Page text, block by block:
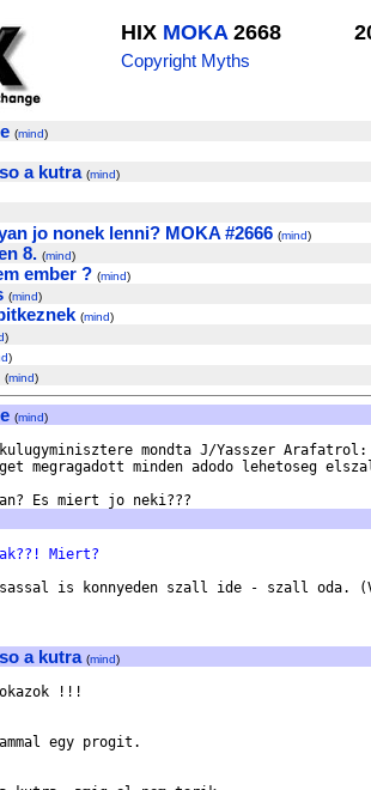
HIX MOKA2668
Copyright Myths
(mind)
a kutra (mind)
jo nonek lenni? MOKA #2666 (mind)
8. (mind)
ember ? (mind)
(mind)
(mind)
)
)
(mind)
(mind)
mondta J/Yasszer Arafatrol:
megragadott minden adodo lehetoseg
Miert?
is konnyeden szall ide - szall oda.
a kutra (mind)
!!!
egy progit.